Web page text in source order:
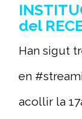
del
Han sigut
en
acollir la